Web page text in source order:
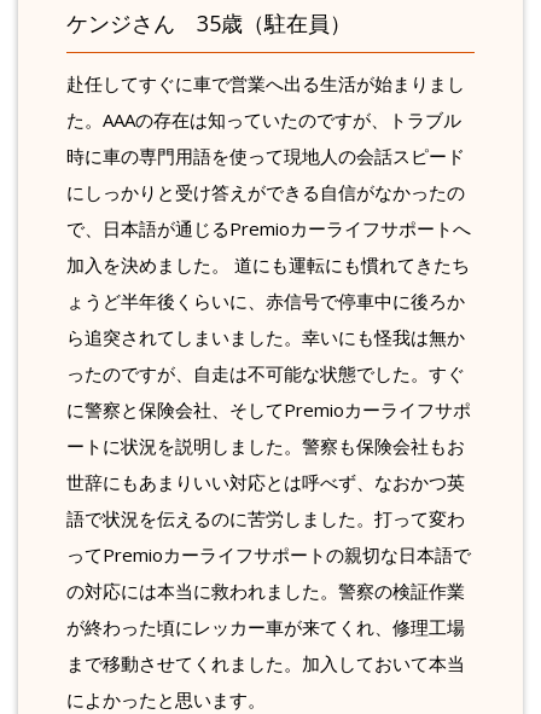
ケンジさん 35歳（駐在員）
赴任してすぐに車で営業へ出る生活が始まりまし
た。AAAの存在は知っていたのですが、トラブル
時に車の専門用語を使って現地人の会話スピード
にしっかりと受け答えができる自信がなかったの
で、日本語が通じるPremioカーライフサポートへ
加入を決めました。 道にも運転にも慣れてきたち
ょうど半年後くらいに、赤信号で停車中に後ろか
ら追突されてしまいました。幸いにも怪我は無か
ったのですが、自走は不可能な状態でした。すぐ
に警察と保険会社、そしてPremioカーライフサポ
ートに状況を説明しました。警察も保険会社もお
世辞にもあまりいい対応とは呼べず、なおかつ英
語で状況を伝えるのに苦労しました。打って変わ
ってPremioカーライフサポートの親切な日本語で
の対応には本当に救われました。警察の検証作業
が終わった頃にレッカー車が来てくれ、修理工場
まで移動させてくれました。加入しておいて本当
によかったと思います。